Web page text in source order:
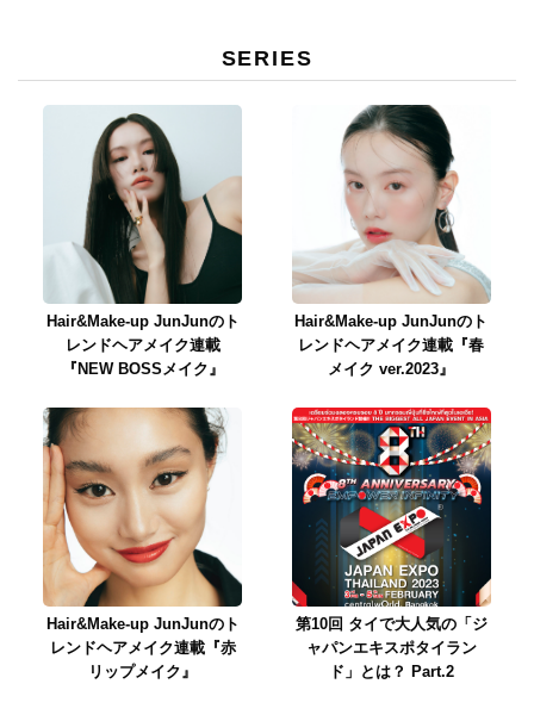
SERIES
Hair&Make-up JunJunのト
レンドヘアメイク連載
『NEW BOSSメイク』
Hair&Make-up JunJunのト
レンドヘアメイク連載『春
メイク ver.2023』
Hair&Make-up JunJunのト
レンドヘアメイク連載『赤
リップメイク』
第10回 タイで大人気の「ジ
ャパンエキスポタイラン
ド」とは？ Part.2